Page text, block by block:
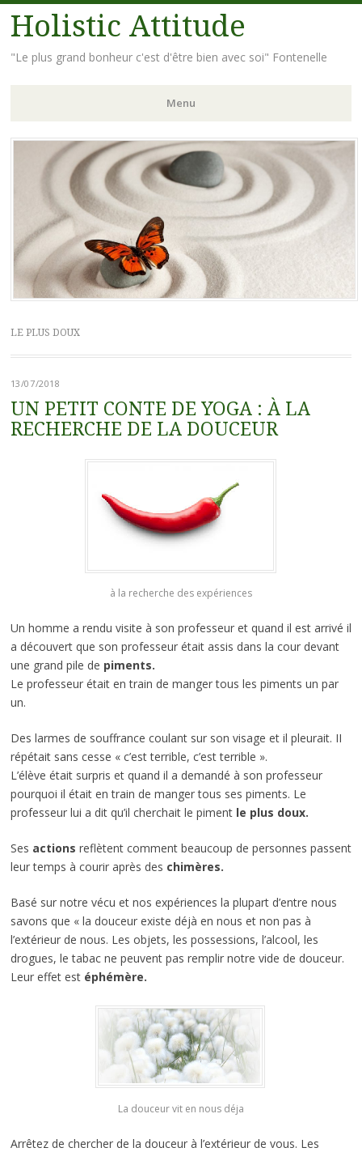
Holistic Attitude
"Le plus grand bonheur c'est d'être bien avec soi" Fontenelle
Menu
Aller
principal
LE PLUS DOUX
13/07/2018
UN PETIT CONTE DE YOGA : À LA
RECHERCHE DE LA DOUCEUR
à la recherche des expériences
Un homme a rendu visite à son professeur et quand il est arrivé il
a découvert que son professeur était assis dans la cour devant
une grand pile de piments.
Le professeur était en train de manger tous les piments un par
un.
Des larmes de souffrance coulant sur son visage et il pleurait. II
répétait sans cesse « c’est terrible, c’est terrible ».
L’élève était surpris et quand il a demandé à son professeur
pourquoi il était en train de manger tous ses piments. Le
professeur lui a dit qu’il cherchait le piment le plus doux.
Ses actions reflètent comment beaucoup de personnes passent
leur temps à courir après des chimères.
Basé sur notre vécu et nos expériences la plupart d’entre nous
savons que « la douceur existe déjà en nous et non pas à
l’extérieur de nous. Les objets, les possessions, l’alcool, les
drogues, le tabac ne peuvent pas remplir notre vide de douceur.
Leur effet estéphémère.
La douceur vit en nous déja
Arrêtez de chercher de la douceur à l’extérieur de vous. Les